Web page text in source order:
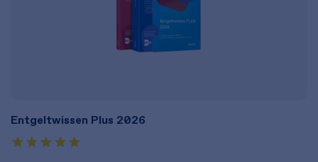
Entgeltwissen Plus 2026